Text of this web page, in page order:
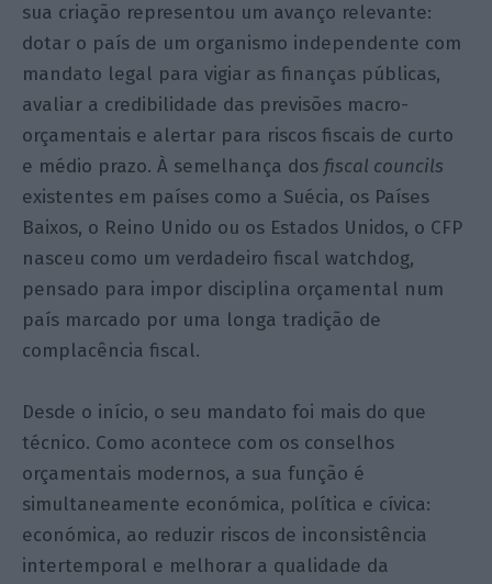
sua criação representou um avanço relevante:
dotar o país de um organismo independente com
mandato legal para vigiar as finanças públicas,
avaliar a credibilidade das previsões macro-
orçamentais e alertar para riscos fiscais de curto
e médio prazo. À semelhança dos fiscal councils
existentes em países como a Suécia, os Países
Baixos, o Reino Unido ou os Estados Unidos, o CFP
nasceu como um verdadeiro fiscal watchdog,
pensado para impor disciplina orçamental num
país marcado por uma longa tradição de
complacência fiscal.
Desde o início, o seu mandato foi mais do que
técnico. Como acontece com os conselhos
orçamentais modernos, a sua função é
simultaneamente económica, política e cívica:
económica, ao reduzir riscos de inconsistência
intertemporal e melhorar a qualidade da